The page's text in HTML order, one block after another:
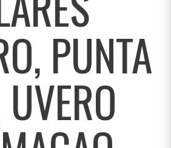
PUNTA